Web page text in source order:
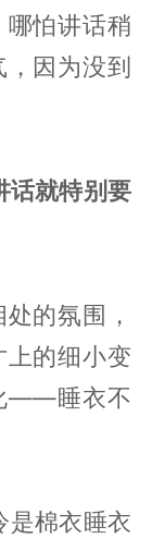
怕讲话稍
因为没到
话就特别要
的氛围，
的细小变
——睡衣不
是棉衣睡衣